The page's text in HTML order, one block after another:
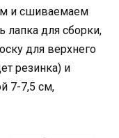
и сшиваемаем
лапка для сборки,
для верхнего
резинка) и
7-7,5 см,